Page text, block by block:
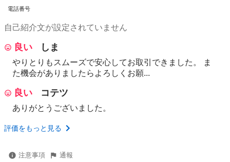
電話番号
自己紹介文が設定されていません
良い しま
やりとりもスムーズで安心してお取引できました。 ま
た機会がありましたらよろしくお願...
良い コテツ
ありがとうございました。
評価をもっと見る
注意事項 通報